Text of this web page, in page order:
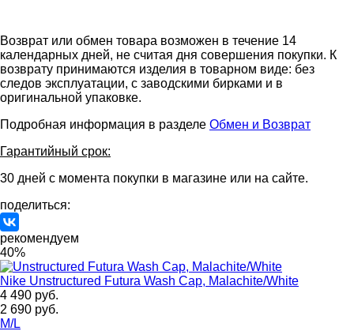
Возврат или обмен товара возможен в течение 14
календарных дней, не считая дня совершения покупки. К
возврату принимаются изделия в товарном виде: без
следов эксплуатации, с заводскими бирками и в
оригинальной упаковке.
Подробная информация в разделе Обмен и Возврат
Гарантийный срок:
30 дней с момента покупки в магазине или на сайте.
поделиться:
рекомендуем
40%
Nike Unstructured Futura Wash Cap, Malachite/White
4 490 руб.
2 690 руб.
M/L